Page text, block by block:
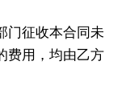
门征收本合同未
费用，均由乙方